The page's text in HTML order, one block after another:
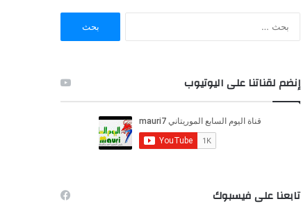
:
إنضم لقناتنا على اليوتيوب
تابعنا على فيسبوك